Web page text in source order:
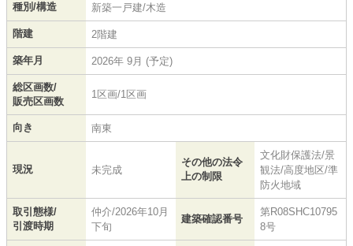
種別/構造 新築一戸建/木造
階建 2階建
築年月 2026年 9月 (予定)
総区画数/
販売区画数
1区画/1区画
向き 南東
現況 未完成
その他の法令
上の制限
文化財保護法/景
観法/高度地区/準
防火地域
取引態様/
引渡時期
仲介/2026年10月
下旬
建築確認番号
第R08SHC10795
8号